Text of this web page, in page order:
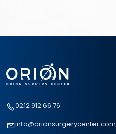
0212 912 66 76
info@orionsurgerycenter.com